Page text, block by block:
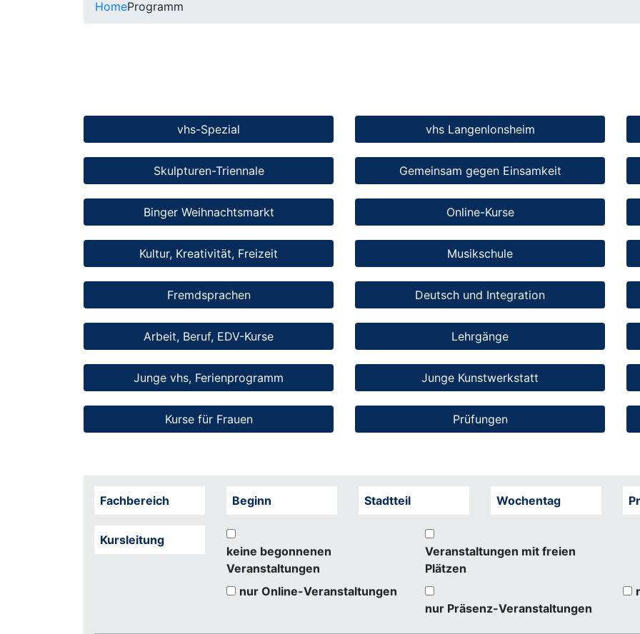
HomeProgramm
vhs-Spezial vhs Langenlonsheim
Skulpturen-Triennale Gemeinsam gegen Einsamkeit
Binger Weihnachtsmarkt Online-Kurse
Kultur, Kreativität, Freizeit Musikschule
Fremdsprachen Deutsch und Integration
Arbeit, Beruf, EDV-Kurse Lehrgänge
Junge vhs, Ferienprogramm Junge Kunstwerkstatt
Kurse für Frauen Prüfungen
Fachbereich Beginn Stadtteil Wochentag
Kursleitung
keine begonnenen
Veranstaltungen
Veranstaltungen mit freien
Plätzen
nur Online-Veranstaltungen
nur Präsenz-Veranstaltungen